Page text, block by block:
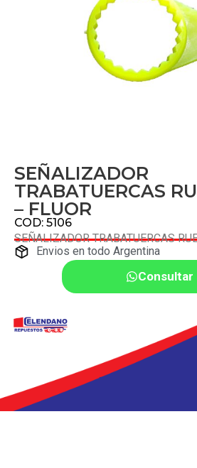
SEÑALIZADOR
TRABATUERCAS
– FLUOR
COD: 5106
SEÑALIZADOR TRABATUERCAS
Envios en todo Argentina
Consultar